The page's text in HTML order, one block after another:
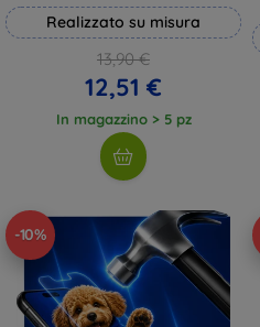
Realizzato su misura
13,90 €
12,51 €
In magazzino > 5 pz
-10%